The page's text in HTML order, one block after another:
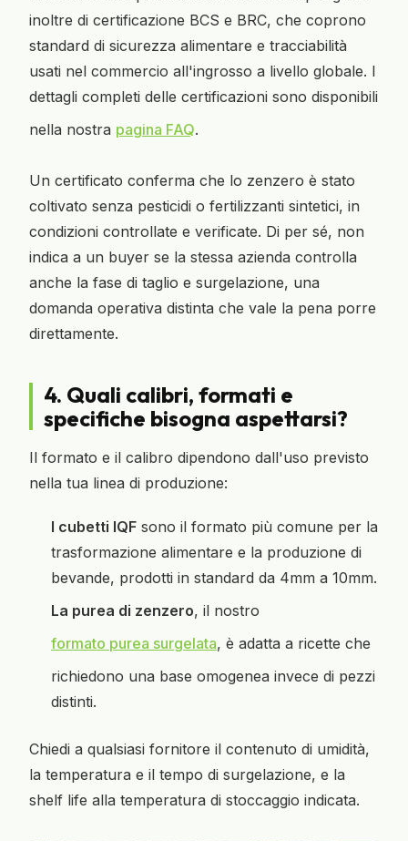
inoltre di certificazione BCS e BRC, che coprono
standard di sicurezza alimentare e tracciabilità
usati nel commercio all'ingrosso a livello globale. I
dettagli completi delle certificazioni sono disponibili
nella nostra pagina FAQ.
Un certificato conferma che lo zenzero è stato
coltivato senza pesticidi o fertilizzanti sintetici, in
condizioni controllate e verificate. Di per sé, non
indica a un buyer se la stessa azienda controlla
anche la fase di taglio e surgelazione, una
domanda operativa distinta che vale la pena porre
direttamente.
4. Quali calibri, formati e
specifiche bisogna aspettarsi?
Il formato e il calibro dipendono dall'uso previsto
nella tua linea di produzione:
I cubetti IQF sono il formato più comune per la
trasformazione alimentare e la produzione di
bevande, prodotti in standard da 4mm a 10mm.
La purea di zenzero, il nostro
formato purea surgelata, è adatta a ricette che
richiedono una base omogenea invece di pezzi
distinti.
Chiedi a qualsiasi fornitore il contenuto di umidità,
la temperatura e il tempo di surgelazione, e la
shelf life alla temperatura di stoccaggio indicata.